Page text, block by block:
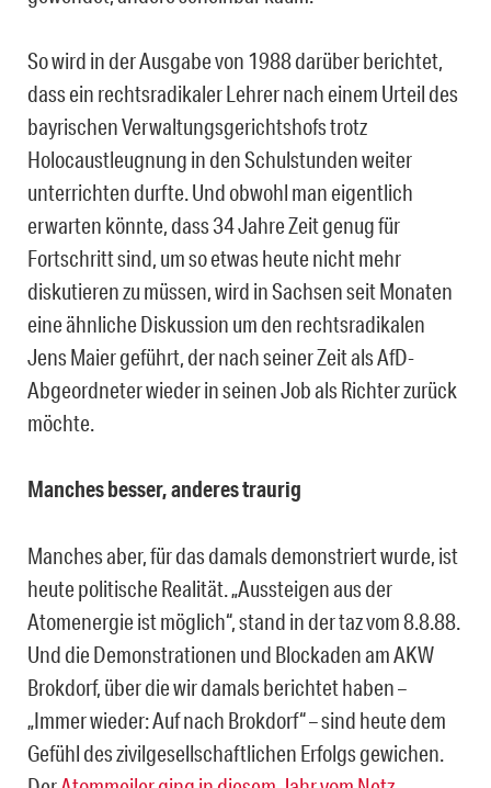
So wird in der Ausgabe von 1988 darüber berichtet,
dass ein rechtsradikaler Lehrer nach einem Urteil des
bayrischen Verwaltungsgerichtshofs trotz
Holocaustleugnung in den Schulstunden weiter
unterrichten durfte. Und obwohl man eigentlich
erwarten könnte, dass 34 Jahre Zeit genug für
Fortschritt sind, um so etwas heute nicht mehr
diskutieren zu müssen, wird in Sachsen seit Monaten
eine ähnliche Diskussion um den rechtsradikalen
Jens Maier geführt, der nach seiner Zeit als AfD-
Abgeordneter wieder in seinen Job als Richter zurück
möchte.
Manches besser, anderes traurig
Manches aber, für das damals demonstriert wurde, ist
heute politische Realität. „Aussteigen aus der
Atomenergie ist möglich“, stand in der taz vom 8.8.88.
Und die Demonstrationen und Blockaden am AKW
Brokdorf, über die wir damals berichtet haben –
„Immer wieder: Auf nach Brokdorf“ – sind heute dem
Gefühl des zivilgesellschaftlichen Erfolgs gewichen.